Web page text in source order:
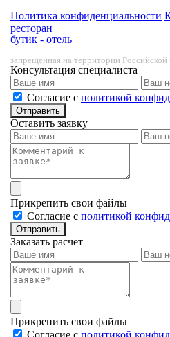
Политика конфиденциальности
ресторан
бутик - отель
запрещенная на территории
Консультация специалиста
Cогласие с политикой
Отправить
Оставить заявку
Прикрепить свои файлы
Cогласие с политикой
Отправить
Заказать расчет
Прикрепить свои файлы
Cогласие с политикой